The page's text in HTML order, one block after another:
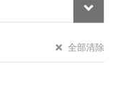
全部清除